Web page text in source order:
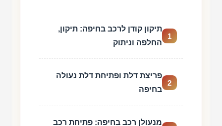
1
תיקון קודן לרכב בחיפה: תיקון,
החלפה וניתוק
2
פריצת דלת ופתיחת דלת נעולה
בחיפה
מנעולן רכב בחיפה: פתיחת רכב